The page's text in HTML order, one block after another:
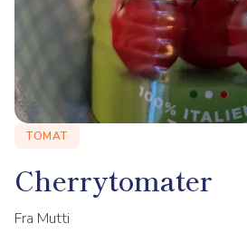
TOMAT
Cherrytomater
Fra Mutti